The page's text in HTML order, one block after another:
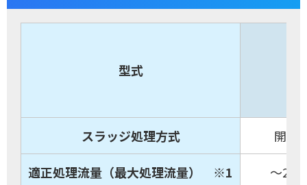
型式
スラッジ処理方式 開放
適正処理流量（最大処理流量） ※1 ～